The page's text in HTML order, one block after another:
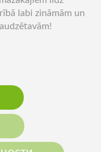
labi zināmām un